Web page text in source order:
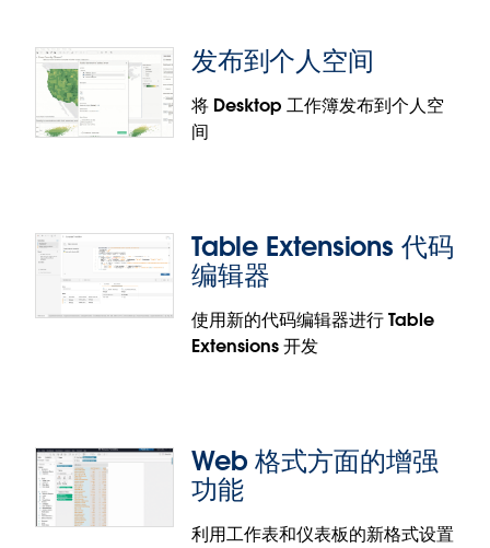
加速器现在为用户提供了其 KPI 的概览，可从主页访
问，也可以在所有数据可视化中显示为工具提示。每
个 KPI 都会提供有关其业务定义及其基础计算的详细信
息。现在还直接为每个加速器记录了以下详细信息：
在可以更轻松地访问相关内容。现在，在请求访问可
视化时，用户会在自己的工作流中看到一个易于使用
的对话框。在这个新对话框中，请求访问权限的用户
还可以给内容所有者留言。此外，内容所有者现在可
以通过更简单的方式直接从电子邮件请求通知更新权
发布到个人空间
将 Desktop 工作簿发布到个人空
间
发布到个人空间
他们的工作簿内容，然后再与其他用户共享。
Table Extensions 代码
编辑器
使用新的代码编辑器进行 Table
Extensions 开发
Web 格式方面的增强
功能
利用工作表和仪表板的新格式设置